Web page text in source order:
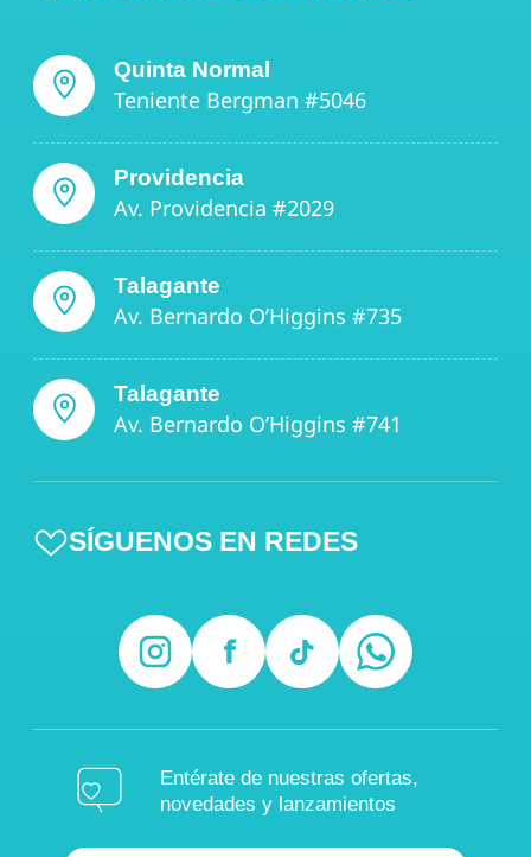
Quinta Normal
Teniente Bergman #5046
Providencia
Av. Providencia #2029
Talagante
Av. Bernardo O’Higgins #735
Talagante
Av. Bernardo O’Higgins #741
SÍGUENOS EN REDES
Entérate de nuestras ofertas,
novedades y lanzamientos